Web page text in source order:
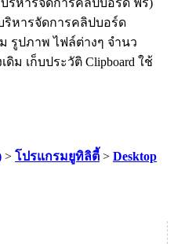
ริหารจัดการคลิปบอร์ด
ม รูปภาพ ไฟล์ต่างๆ จำนว
ม เก็บประวัติ Clipboard ใช้
> โปรแกรมยูทิลิตี้ > Desktop